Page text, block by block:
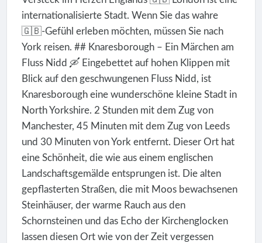
internationalisierte Stadt. Wenn Sie das wahre
🇬🇧-Gefühl erleben möchten, müssen Sie nach
York reisen. ## Knaresborough – Ein Märchen am
Fluss Nidd 🛶 Eingebettet auf hohen Klippen mit
Blick auf den geschwungenen Fluss Nidd, ist
Knaresborough eine wunderschöne kleine Stadt in
North Yorkshire. 2 Stunden mit dem Zug von
Manchester, 45 Minuten mit dem Zug von Leeds
und 30 Minuten von York entfernt. Dieser Ort hat
eine Schönheit, die wie aus einem englischen
Landschaftsgemälde entsprungen ist. Die alten
gepflasterten Straßen, die mit Moos bewachsenen
Steinhäuser, der warme Rauch aus den
Schornsteinen und das Echo der Kirchenglocken
lassen diesen Ort wie von der Zeit vergessen